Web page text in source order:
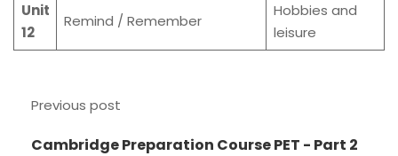
Unit
12
Remind / Remember
Hobbies and
leisure
Previous post
Cambridge Preparation Course PET - Part 2